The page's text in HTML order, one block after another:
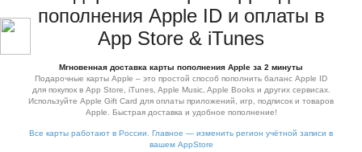
пополнения Apple ID и оплаты в
App Store & iTunes
Мгновенная доставка карты пополнения Apple за 2 минуты
Подарочные карты Apple – это простой способ пополнить баланс Apple ID
для покупок в App Store, iTunes, Apple Music, Apple Books и других сервисах.
Используйте Apple Gift Card для оплаты приложений, игр, подписок и товаров
Apple. Быстрая доставка и удобное пополнение!
Все карты работают в России. Главное — изменить регион учётной записи в
вашем AppStore